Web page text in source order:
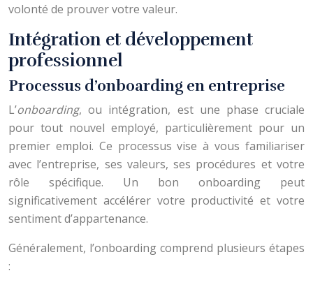
volonté de prouver votre valeur.
Intégration et développement
professionnel
Processus d’onboarding en entreprise
L’onboarding, ou intégration, est une phase cruciale
pour tout nouvel employé, particulièrement pour un
premier emploi. Ce processus vise à vous familiariser
avec l’entreprise, ses valeurs, ses procédures et votre
rôle spécifique. Un bon onboarding peut
significativement accélérer votre productivité et votre
sentiment d’appartenance.
Généralement, l’onboarding comprend plusieurs étapes
: